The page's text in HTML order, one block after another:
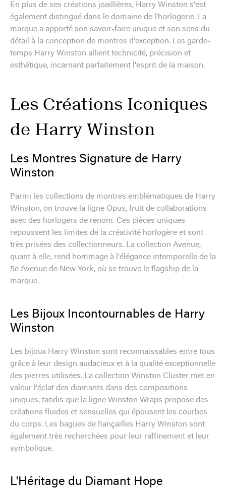
En plus de ses créations joaillières, Harry Winston s'est
également distingué dans le domaine de l'horlogerie. La
marque a apporté son savoir-faire unique et son sens du
détail à la conception de montres d'exception. Les garde-
temps Harry Winston allient technicité, précision et
esthétique, incarnant parfaitement l'esprit de la maison.
Les Créations Iconiques
de Harry Winston
Les Montres Signature de Harry
Winston
Parmi les collections de montres emblématiques de Harry
Winston, on trouve la ligne Opus, fruit de collaborations
avec des horlogers de renom. Ces pièces uniques
repoussent les limites de la créativité horlogère et sont
très prisées des collectionneurs. La collection Avenue,
quant à elle, rend hommage à l'élégance intemporelle de la
5e Avenue de New York, où se trouve le flagship de la
marque.
Les Bijoux Incontournables de Harry
Winston
Les bijoux Harry Winston sont reconnaissables entre tous
grâce à leur design audacieux et à la qualité exceptionnelle
des pierres utilisées. La collection Winston Cluster met en
valeur l'éclat des diamants dans des compositions
uniques, tandis que la ligne Winston Wraps propose des
créations fluides et sensuelles qui épousent les courbes
du corps. Les bagues de fiançailles Harry Winston sont
également très recherchées pour leur raffinement et leur
symbolique.
L'Héritage du Diamant Hope